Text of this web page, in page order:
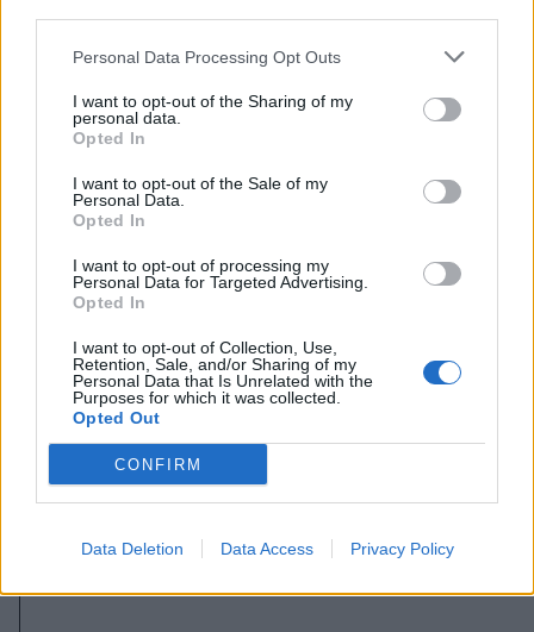
Personal Data Processing Opt Outs
I want to opt-out of the Sharing of my
personal data.
Opted In
I want to opt-out of the Sale of my
Personal Data.
Opted In
I want to opt-out of processing my
Personal Data for Targeted Advertising.
Opted In
I want to opt-out of Collection, Use,
Retention, Sale, and/or Sharing of my
Personal Data that Is Unrelated with the
Purposes for which it was collected.
Opted Out
CONFIRM
Data Deletion Data Access Privacy Policy
A rovat további cikkei
2026. augusztus 07., péntek
A közvilágításon spórol a
sepsiszentgyörgyi önkormányzat